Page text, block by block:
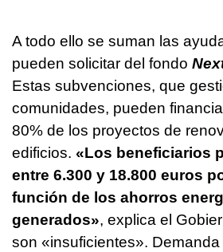
A todo ello se suman las
pueden solicitar del fondo
Estas subvenciones, que
comunidades, pueden
80% de los proyectos de
edificios. «Los beneficiarios
entre 6.300 y 18.800 euros
función de los ahorros
generados», explica el
son «insuficientes».